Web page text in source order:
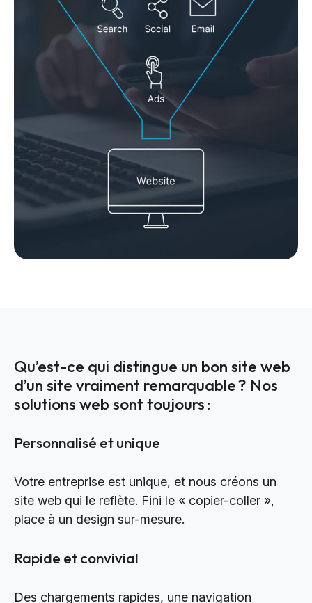
Qu’est-ce qui distingue un bon site web
d’un site vraiment remarquable ? Nos
solutions web sont toujours :
Personnalisé et unique
Votre entreprise est unique, et nous créons un
site web qui le reflète. Fini le « copier-coller »,
place à un design sur-mesure.
Rapide et convivial
Des chargements rapides, une navigation